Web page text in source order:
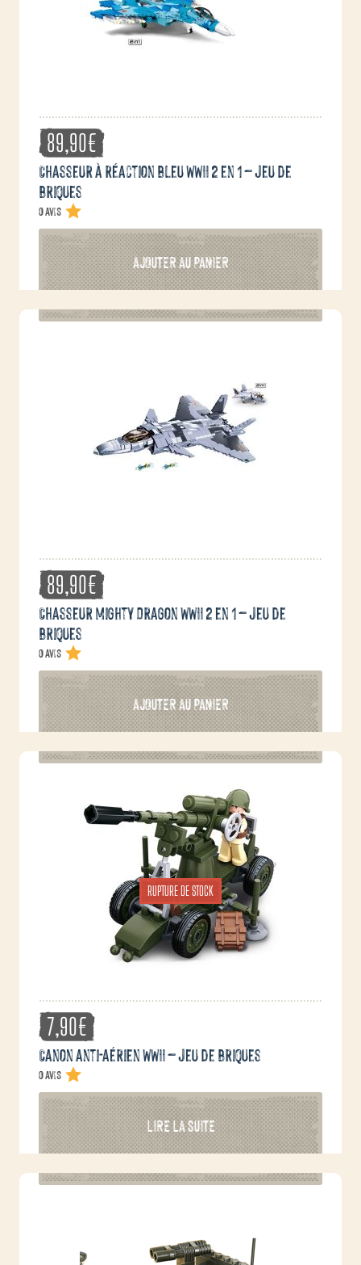
89,90€
Chasseur à réaction bleu WWII 2 en 1 – jeu de
briques
0 avis
AJOUTER AU PANIER
89,90€
Chasseur Mighty Dragon WWII 2 en 1 – jeu de
briques
0 avis
AJOUTER AU PANIER
RUPTURE DE STOCK
7,90€
Canon anti-aérien WWII – jeu de briques
0 avis
LIRE LA SUITE